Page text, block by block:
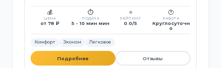
💰
ЦЕНА
от 78 ₽
⏱️
ПОДАЧА
5 - 10 мин мин
⭐
РЕЙТИНГ
0.0/5
🕐
РАБОТА
Круглосуточн
о
Комфорт Эконом Легковое
Подробнее Отзывы